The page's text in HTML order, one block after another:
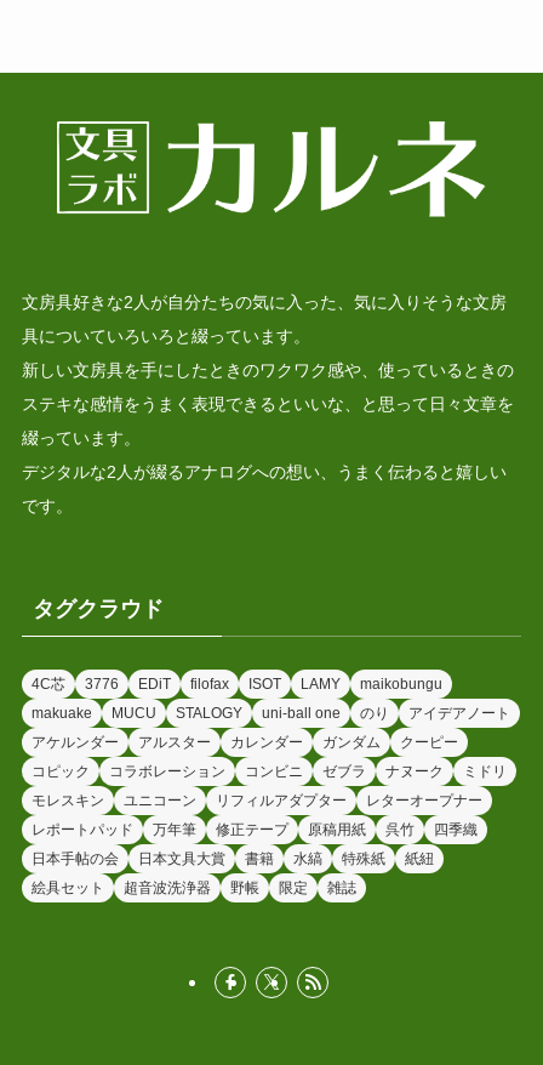
文房具好きな2人が自分たちの気に入った、気に入りそうな文房
具についていろいろと綴っています。
新しい文房具を手にしたときのワクワク感や、使っているときの
ステキな感情をうまく表現できるといいな、と思って日々文章を
綴っています。
デジタルな2人が綴るアナログへの想い、うまく伝わると嬉しい
です。
タグクラウド
4C芯 3776 EDiT filofax ISOT LAMY
maikobungu
makuake
MUCU STALOGY uni-ball one のり
アイデアノート
アケルンダー
アルスター カレンダー ガンダム
クーピー
コピック
コラボレーション コンビニ ゼブラ ナヌーク
ミドリ
モレスキン
ユニコーン リフィルアダプター
レターオープナー
レポートパッド
万年筆 修正テープ 原稿用紙 呉竹
四季織
日本手帖の会
日本文具大賞 書籍 水縞 特殊紙
紙紐
絵具セット
超音波洗浄器 野帳 限定 雑誌